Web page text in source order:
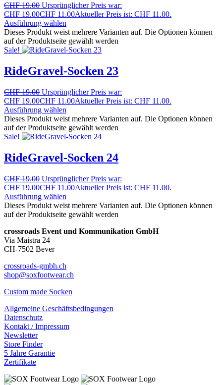
CHF19.00 Ursprünglicher Preis war:
CHF 19.00CHF 11.00Aktueller Preis ist: CHF 11.00.
Ausführung wählen
Dieses Produkt weist mehrere Varianten auf. Die Optionen können
auf der Produktseite gewählt werden
Sale!
RideGravel-Socken 23
CHF19.00 Ursprünglicher Preis war:
CHF 19.00CHF 11.00Aktueller Preis ist: CHF 11.00.
Ausführung wählen
Dieses Produkt weist mehrere Varianten auf. Die Optionen können
auf der Produktseite gewählt werden
Sale!
RideGravel-Socken 24
CHF19.00 Ursprünglicher Preis war:
CHF 19.00CHF 11.00Aktueller Preis ist: CHF 11.00.
Ausführung wählen
Dieses Produkt weist mehrere Varianten auf. Die Optionen können
auf der Produktseite gewählt werden
crossroads Event und Kommunikation GmbH
Via Maistra 24
CH-7502 Bever
crossroads-gmbh.ch
shop@soxfootwear.ch
Custom made Socken
Allgemeine Geschäftsbedingungen
Datenschutz
Kontakt / Impressum
Newsletter
Store Finder
5 Jahre Garantie
Zertifikate